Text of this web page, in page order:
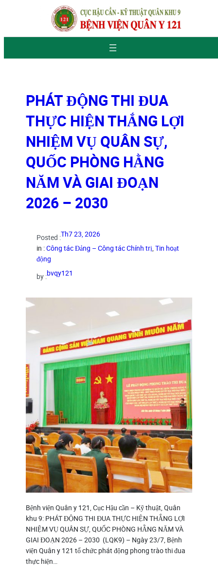
Chuyển
PHÁT ĐỘNG THI ĐUA
THỰC HIỆN THẮNG LỢI
NHIỆM VỤ QUÂN SỰ,
QUỐC PHÒNG HẰNG
NĂM VÀ GIAI ĐOẠN
2026 – 2030
Posted :Th7 23, 2026
in :Công tác Đảng – Công tác Chính trị , Tin hoạt
động
by :bvqy121
Bệnh viện Quân y 121, Cục Hậu cần – Kỹ thuật, Quân
khu 9: PHÁT ĐỘNG THI ĐUA THỰC HIỆN THẮNG LỢI
NHIỆM VỤ QUÂN SỰ, QUỐC PHÒNG HẰNG NĂM VÀ
GIAI ĐOẠN 2026 – 2030 (LQK9) – Ngày 23/7, Bệnh
viện Quân y 121 tổ chức phát động phong trào thi đua
thực hiện…